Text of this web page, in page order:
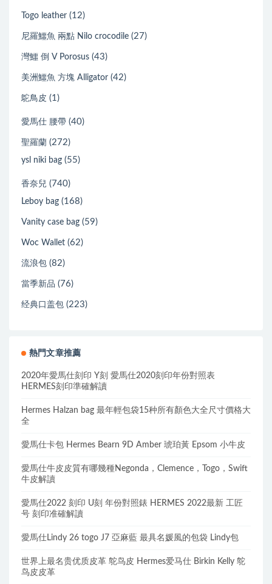
Togo leather (12)
尼羅鱷魚 兩點 Nilo crocodile (27)
灣鱷 倒 V Porosus (43)
美洲鱷魚 方塊 Alligator (42)
鴕鳥皮 (1)
愛馬仕 腰帶 (40)
聖羅蘭 (272)
ysl niki bag (55)
香奈兒 (740)
Leboy bag (168)
Vanity case bag (59)
Woc Wallet (62)
流浪包 (82)
當季新品 (76)
经典口盖包 (223)
熱門文章推薦
2020年愛馬仕刻印 Y刻 愛馬仕2020刻印年份對照表
HERMES刻印準確解讀
Hermes Halzan bag 最年輕包袋15种所有顏色大全尺寸價格大
全
愛馬仕卡包 Hermes Bearn 9D Amber 琥珀黃 Epsom 小牛皮
愛馬仕牛皮皮質有哪幾種Negonda，Clemence，Togo，Swift
牛皮解讀
愛馬仕2022 刻印 U刻 年份對照錶 HERMES 2022最新 工匠
号 刻印准確解讀
愛馬仕Lindy 26 togo J7 亞麻藍 最具名媛風的包袋 Lindy包
世界上最名贵优质皮革 鸵鸟皮 Hermes爱马仕 Birkin Kelly 鸵
鸟皮皮革